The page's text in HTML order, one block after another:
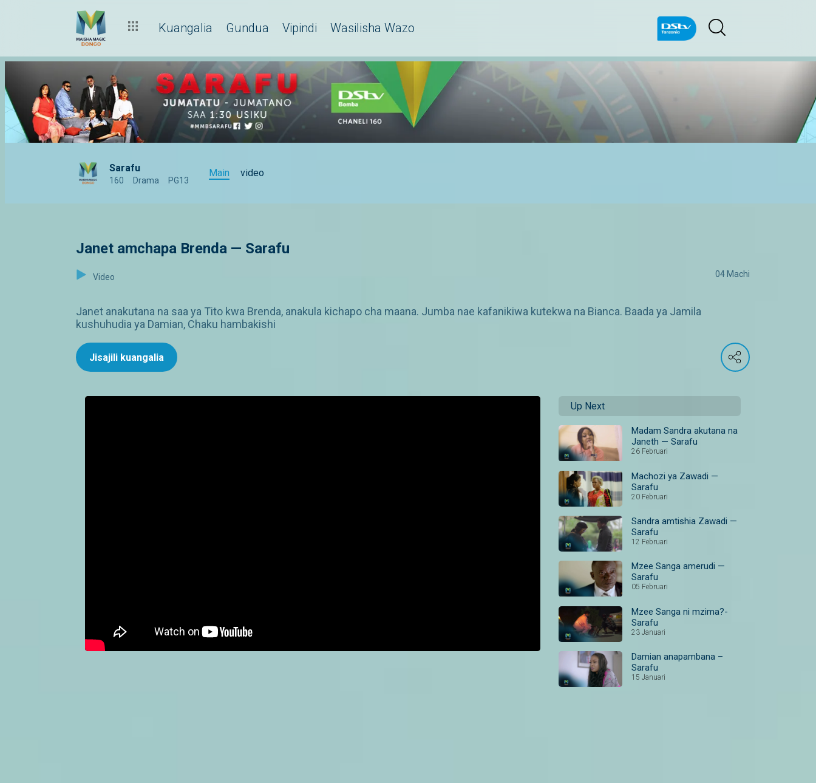
Kuangalia Gundua Vipindi Wasilisha Wazo
Sarafu
160 Drama PG13
Main video
Janet amchapa Brenda — Sarafu
Video 04 Machi
Janet anakutana na saa ya Tito kwa Brenda, anakula kichapo cha maana. Jumba nae kafanikiwa kutekwa na Bianca. Baada ya Jamila
kushuhudia ya Damian, Chaku hambakishi
Jisajili kuangalia
Up Next
Madam Sandra akutana na
Janeth — Sarafu
26 Februari
Machozi ya Zawadi —
Sarafu
20 Februari
Sandra amtishia Zawadi —
Sarafu
12 Februari
Mzee Sanga amerudi —
Sarafu
05 Februari
Mzee Sanga ni mzima?-
Sarafu
23 Januari
Damian anapambana –
Sarafu
15 Januari